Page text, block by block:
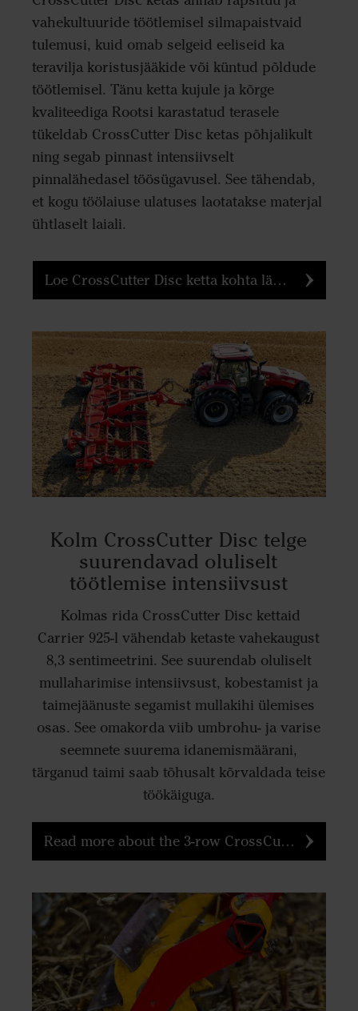
vahekultuuride töötlemisel silmapaistvaid
tulemusi, kuid omab selgeid eeliseid ka
teravilja koristusjääkide või küntud põldude
töötlemisel. Tänu ketta kujule ja kõrge
kvaliteediga Rootsi karastatud terasele
tükeldab CrossCutter Disc ketas põhjalikult
ning segab pinnast intensiivselt
pinnalähedasel töösügavusel. See tähendab,
et kogu töölaiuse ulatuses laotatakse materjal
ühtlaselt laiali.
Loe CrossCutter Disc ketta kohta lähemalt
Kolm CrossCutter Disc telge
suurendavad oluliselt
töötlemise intensiivsust
Kolmas rida CrossCutter Disc kettaid
Carrier 925-l vähendab ketaste vahekaugust
8,3 sentimeetrini. See suurendab oluliselt
mullaharimise intensiivsust, kobestamist ja
taimejäänuste segamist mullakihi ülemises
osas. See omakorda viib umbrohu- ja varise
seemnete suurema idanemismäärani,
tärganud taimi saab tõhusalt kõrvaldada teise
töökäiguga.
Read more about the 3-row CrossCutter Disc system